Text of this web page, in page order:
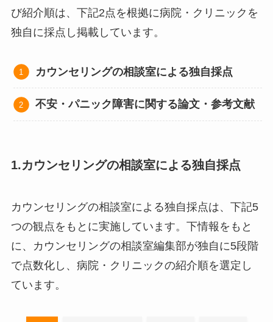
び紹介順は、下記2点を根拠に病院・クリニックを
独自に採点し掲載しています。
カウンセリングの相談室による独自採点
不安・パニック障害に関する論文・参考文献
1.カウンセリングの相談室による独自採点
カウンセリングの相談室による独自採点は、下記5
つの観点をもとに実施しています。下情報をもと
に、カウンセリングの相談室編集部が独自に5段階
で点数化し、病院・クリニックの紹介順を選定し
ています。